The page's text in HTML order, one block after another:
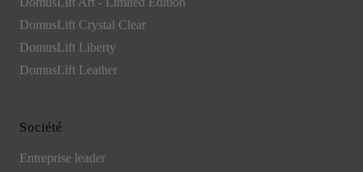
DomusLift Crystal Clear
DomusLift Liberty
DomusLift Leather
Société
Entreprise leader